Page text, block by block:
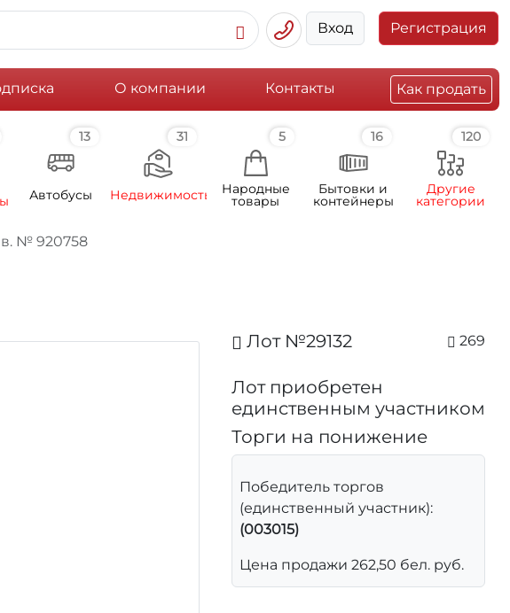
Вход Регистрация
О компании Контакты Как продать
13
Автобусы
31
Недвижимость
5
Народные
товары
16
Бытовки и
контейнеры
120
Другие
категории
№ 920758
Лот №29132 269
Лот приобретен
единственным участником
Торги на понижение
Победитель торгов
(единственный участник):
(003015)
Цена продажи 262,50 бел. руб.